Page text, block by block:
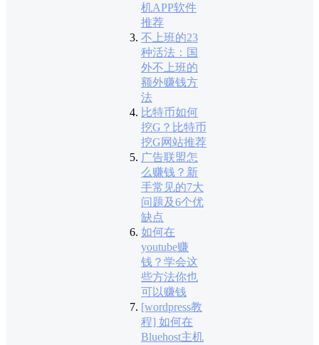
机APP软件
推荐
不上班的23
种活法：国
外不上班的
额外赚钱方
法
比特币如何
挖G？比特币
挖G网站推荐
广告联盟怎
么赚钱？新
手常见的7大
问题及6个优
缺点
如何在
youtube赚
钱？学会这
些方法你也
可以赚钱
[wordpress教
程] 如何在
Bluehost主机